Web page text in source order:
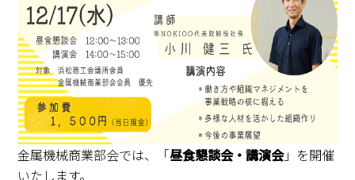
金属機械商業部会では、「昼食懇談会・講演会」を開催
いたします。